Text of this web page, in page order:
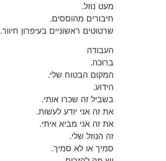
מעט נוזל.
חיבורים מהוססים.
שרטוטים ראשוניים בעיפרון חיוור.
העבודה
ברוכה.
המקום הבטוח שלי.
הידוע.
בשביל זה שכרו אותי.
את זה אני יודע לעשות.
את זה אני מביא איתי.
זה הנוזל שלי.
סמיך או לא סמיך.